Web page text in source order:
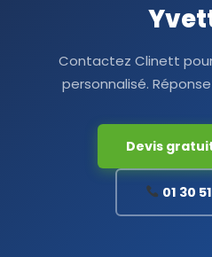
Contactez Clinett
personnalisé.
Devis
01 30